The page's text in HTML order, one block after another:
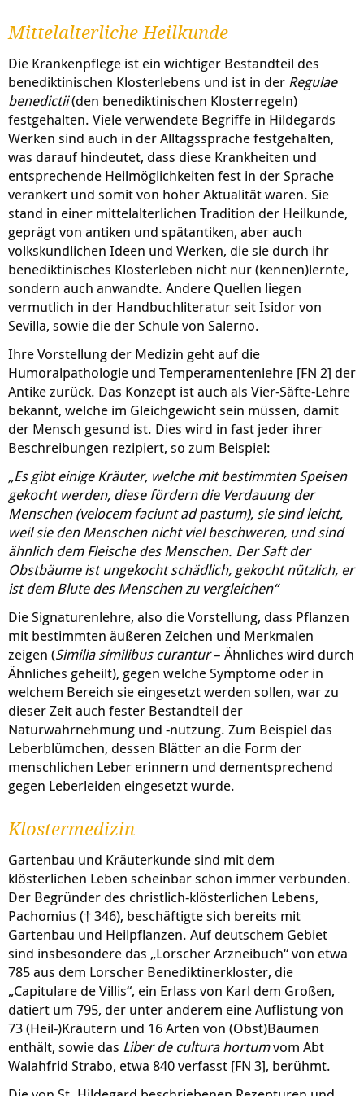
Mittelalterliche Heilkunde
Die Krankenpflege ist ein wichtiger Bestandteil des
benediktinischen Klosterlebens und ist in der Regulae
benedictii(den benediktinischen Klosterregeln)
festgehalten. Viele verwendete Begriffe in Hildegards
Werken sind auch in der Alltagssprache festgehalten,
was darauf hindeutet, dass diese Krankheiten und
entsprechende Heilmöglichkeiten fest in der Sprache
verankert und somit von hoher Aktualität waren. Sie
stand in einer mittelalterlichen Tradition der Heilkunde,
geprägt von antiken und spätantiken, aber auch
volkskundlichen Ideen und Werken, die sie durch ihr
benediktinisches Klosterleben nicht nur (kennen)lernte,
sondern auch anwandte. Andere Quellen liegen
vermutlich in der Handbuchliteratur seit Isidor von
Sevilla, sowie die der Schule von Salerno.
Ihre Vorstellung der Medizin geht auf die
Humoralpathologie und Temperamentenlehre [FN 2] der
Antike zurück. Das Konzept ist auch als Vier-Säfte-Lehre
bekannt, welche im Gleichgewicht sein müssen, damit
der Mensch gesund ist. Dies wird in fast jeder ihrer
Beschreibungen rezipiert, so zum Beispiel:
„Es gibt einige Kräuter, welche mit bestimmten Speisen
gekocht werden, diese fördern die Verdauung der
Menschen (velocem faciunt ad pastum), sie sind leicht,
weil sie den Menschen nicht viel beschweren, und sind
ähnlich dem Fleische des Menschen. Der Saft der
Obstbäume ist ungekocht schädlich, gekocht nützlich, er
ist dem Blute des Menschen zu vergleichen“
Die Signaturenlehre, also die Vorstellung, dass Pflanzen
mit bestimmten äußeren Zeichen und Merkmalen
zeigen (Similia similibus curantur– Ähnliches wird durch
Ähnliches geheilt), gegen welche Symptome oder in
welchem Bereich sie eingesetzt werden sollen, war zu
dieser Zeit auch fester Bestandteil der
Naturwahrnehmung und -nutzung. Zum Beispiel das
Leberblümchen, dessen Blätter an die Form der
menschlichen Leber erinnern und dementsprechend
gegen Leberleiden eingesetzt wurde.
Klostermedizin
Gartenbau und Kräuterkunde sind mit dem
klösterlichen Leben scheinbar schon immer verbunden.
Der Begründer des christlich-klösterlichen Lebens,
Pachomius († 346), beschäftigte sich bereits mit
Gartenbau und Heilpflanzen. Auf deutschem Gebiet
sind insbesondere das „Lorscher Arzneibuch“ von etwa
785 aus dem Lorscher Benediktinerkloster, die
„Capitulare de Villis“, ein Erlass von Karl dem Großen,
datiert um 795, der unter anderem eine Auflistung von
73 (Heil-)Kräutern und 16 Arten von (Obst)Bäumen
enthält, sowie das Liber de cultura hortumvom Abt
Walahfrid Strabo, etwa 840 verfasst [FN 3], berühmt.